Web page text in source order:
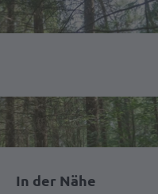
In der Nähe